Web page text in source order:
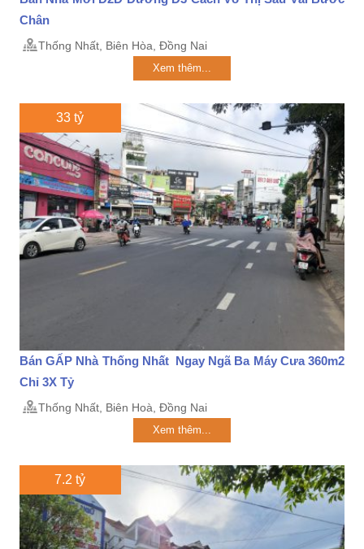
Chân
Thống Nhất, Biên Hòa, Đồng Nai
Xem thêm...
33 tỷ
Bán GẤP Nhà Thống Nhất Ngay Ngã Ba Máy Cưa 360m2
Chỉ 3X Tỷ
Thống Nhất, Biên Hoà, Đồng Nai
Xem thêm...
7.2 tỷ